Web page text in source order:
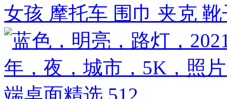
女孩 摩托车 围巾 夹克